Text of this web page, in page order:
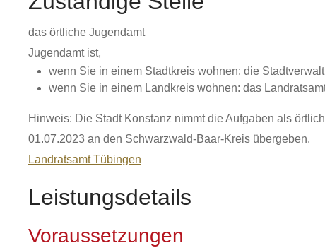
das örtliche Jugendamt
Jugendamt ist,
wenn Sie in einem Stadtkreis wohnen: die
wenn Sie in einem Landkreis wohnen: das
Hinweis: Die Stadt Konstanz nimmt die Aufgaben als
01.07.2023 an den Schwarzwald-Baar-Kreis übergeben.
Landratsamt Tübingen
Leistungsdetails
Voraussetzungen